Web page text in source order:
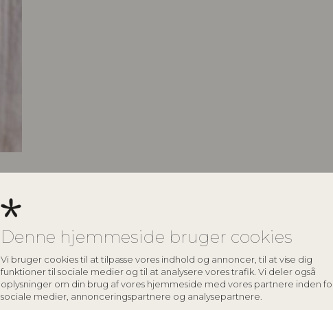
Denne hjemmeside bruger cookies
Vi bruger cookies til at tilpasse vores indhold og annoncer, til at vise dig
funktioner til sociale medier og til at analysere vores trafik. Vi deler også
oplysninger om din brug af vores hjemmeside med vores partnere inden
sociale medier, annonceringspartnere og analysepartnere.
keyboard_arrow_down